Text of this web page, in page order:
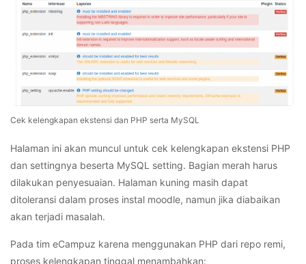
Cek kelengkapan ekstensi dan PHP serta MySQL
Halaman ini akan muncul untuk cek kelengkapan ekstensi PHP
dan settingnya beserta MySQL setting. Bagian merah harus
dilakukan penyesuaian. Halaman kuning masih dapat
ditoleransi dalam proses instal moodle, namun jika diabaikan
akan terjadi masalah.
Pada tim eCampuz karena menggunakan PHP dari repo remi,
proses kelengkapan tinggal menambahkan: